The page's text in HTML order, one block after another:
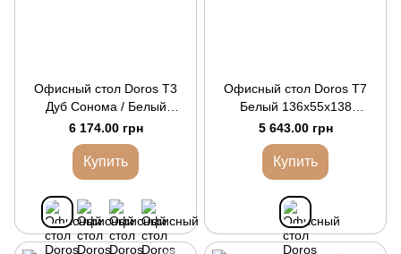
Офисный стол Doros Т3
Дуб Cонома / Белый
120х60х78 (44900060)
6 174.00 грн
Купить
Офисный стол Doros Т7
Белый 136х55х138
(81373482)
5 643.00 грн
Купить